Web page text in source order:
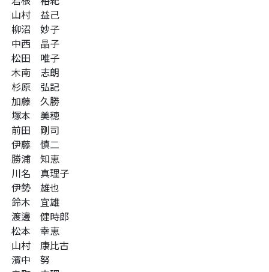
山村 益己
柳沼 妙子
中西 晶子
松田 唯子
木南 志朗
杉原 弘記
加藤 久勝
塚本 美穂
前田 剛司
伊藤 慎二
勝浦 知恵
川名 真理子
伊勢 雄也
鈴木 宜雄
渡邊 健時郎
松本 幸恵
山村 康比古
濱中 努